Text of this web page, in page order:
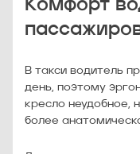
Комфорт
В такси водитель
день, поэтому
кресло неудобное,
более